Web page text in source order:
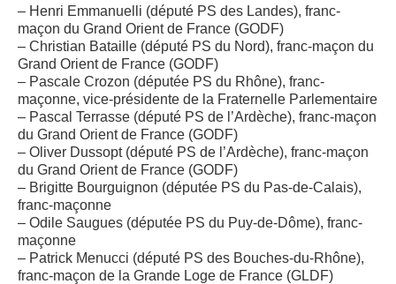
– Henri Emmanuelli (député PS des Landes), franc-
maçon du Grand Orient de France (GODF)
– Christian Bataille (député PS du Nord), franc-maçon du
Grand Orient de France (GODF)
– Pascale Crozon (députée PS du Rhône), franc-
maçonne, vice-présidente de la Fraternelle Parlementaire
– Pascal Terrasse (député PS de l’Ardèche), franc-maçon
du Grand Orient de France (GODF)
– Oliver Dussopt (député PS de l’Ardèche), franc-maçon
du Grand Orient de France (GODF)
– Brigitte Bourguignon (députée PS du Pas-de-Calais),
franc-maçonne
– Odile Saugues (députée PS du Puy-de-Dôme), franc-
maçonne
– Patrick Menucci (député PS des Bouches-du-Rhône),
franc-maçon de la Grande Loge de France (GLDF)